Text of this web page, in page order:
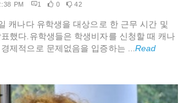
PM 1 0 42
캐나다 유학생을 대상으로 한 근무 시간 및
했다.유학생들은 학생비자를 신청할 때 캐나
제적으로 문제없음을 입증하는 ...Read